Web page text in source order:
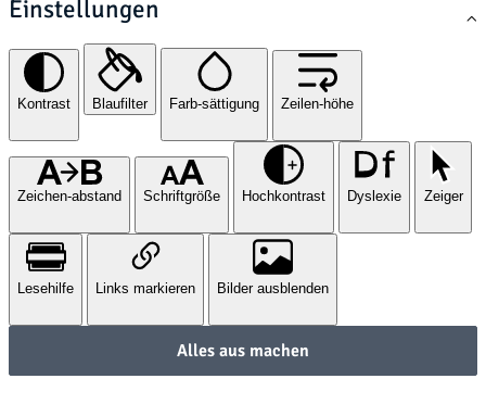
Einstellungen
Kontrast Blaufilter Farb-sättigung Zeilen-höhe
Zeichen-abstand Schriftgröße Hochkontrast Dyslexie Zeiger
Lesehilfe Links markieren Bilder ausblenden
Alles aus machen